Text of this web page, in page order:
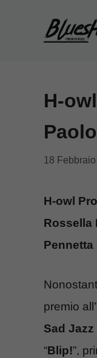
H-
18 Febbraio
H-owl
Rossella
Pennetta
premio
Sad
“Blip!”,